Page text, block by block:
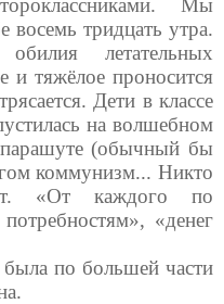
Мы
восемь тридцать утра.
летательных
и тяжёлое проносится
Дети в классе
на волшебном
(обычный бы
коммунизм... Никто
«От каждого по
«денег
по большей части